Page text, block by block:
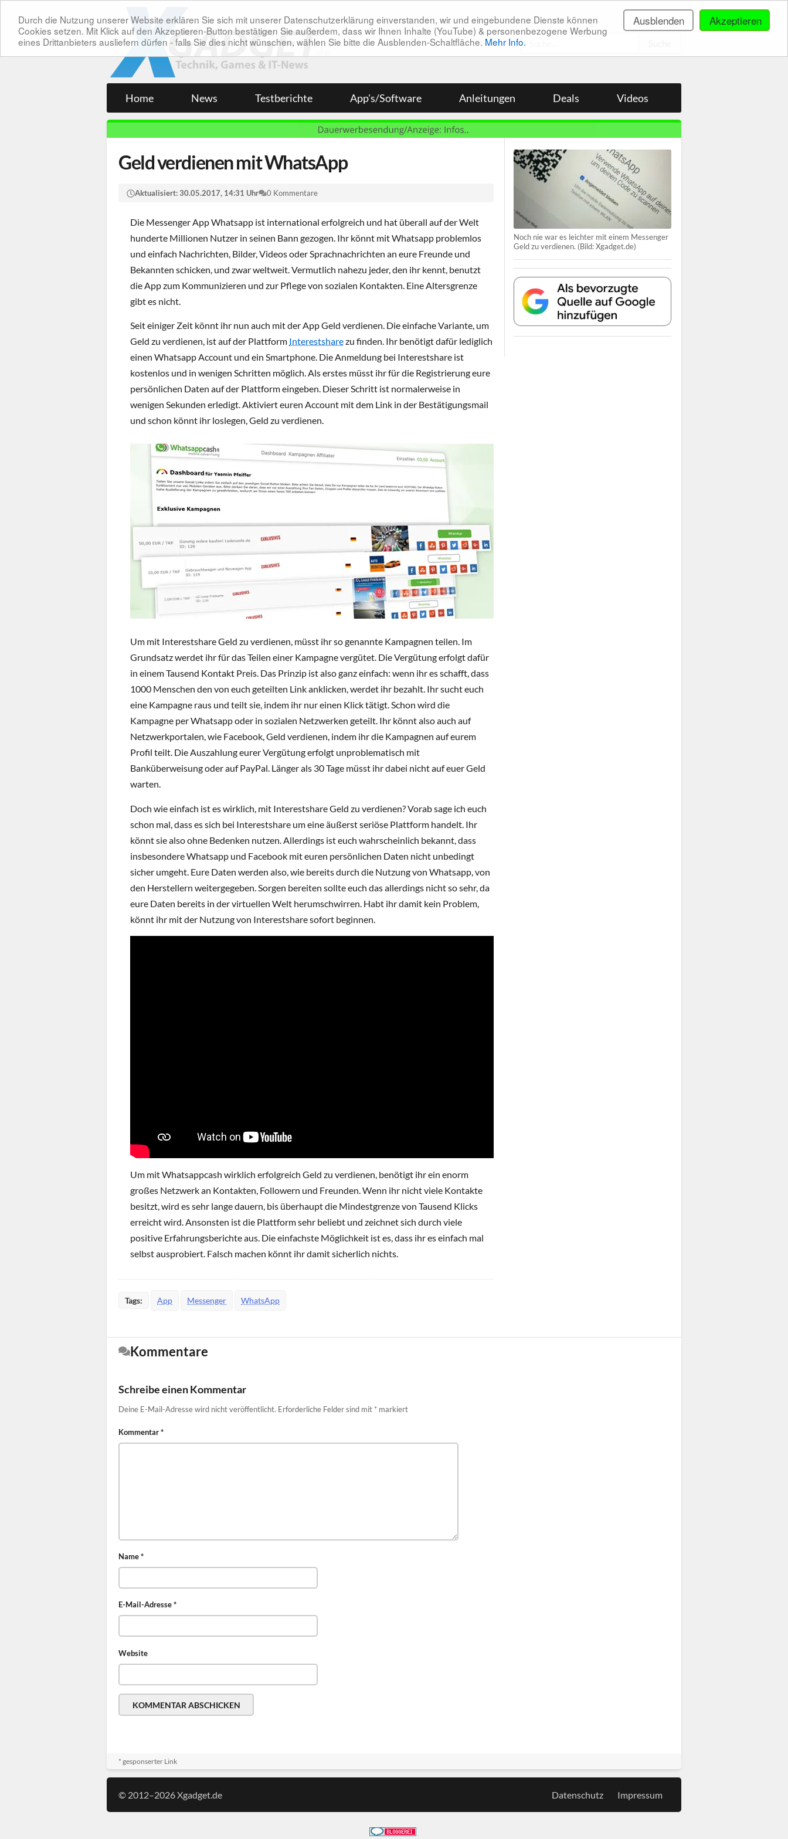
Akzeptieren
Ausblenden
Durch die Nutzung unserer Website erklären Sie sich mit unserer Datenschutzerklärung einverstanden, wir und eingebundene Dienste können
Cookies setzen. Mit Klick auf den Akzeptieren-Button bestätigen Sie außerdem, dass wir Ihnen Inhalte (YouTube) & personenbezogene Werbung
eines Drittanbieters ausliefern dürfen - falls Sie dies nicht wünschen, wählen Sie bitte die Ausblenden-Schaltfläche. Mehr Info.
Home News Testberichte App's/Software Anleitungen Deals Videos
Geld verdienen mit WhatsApp
Aktualisiert:30.05.2017, 14:31 Uhr 0 Kommentare
Die Messenger App Whatsapp ist international erfolgreich und hat überall auf der Welt
hunderte Millionen Nutzer in seinen Bann gezogen. Ihr könnt mit Whatsapp problemlos
und einfach Nachrichten, Bilder, Videos oder Sprachnachrichten an eure Freunde und
Bekannten schicken, und zwar weltweit. Vermutlich nahezu jeder, den ihr kennt, benutzt
die App zum Kommunizieren und zur Pflege von sozialen Kontakten. Eine Altersgrenze
gibt es nicht.
Seit einiger Zeit könnt ihr nun auch mit der App Geld verdienen. Die einfache Variante, um
Geld zu verdienen, ist auf der Plattform Interestsharezu finden. Ihr benötigt dafür lediglich
einen Whatsapp Account und ein Smartphone. Die Anmeldung bei Interestshare ist
kostenlos und in wenigen Schritten möglich. Als erstes müsst ihr für die Registrierung eure
persönlichen Daten auf der Plattform eingeben. Dieser Schritt ist normalerweise in
wenigen Sekunden erledigt. Aktiviert euren Account mit dem Link in der Bestätigungsmail
und schon könnt ihr loslegen, Geld zu verdienen.
Um mit Interestshare Geld zu verdienen, müsst ihr so genannte Kampagnen teilen. Im
Grundsatz werdet ihr für das Teilen einer Kampagne vergütet. Die Vergütung erfolgt dafür
in einem Tausend Kontakt Preis. Das Prinzip ist also ganz einfach: wenn ihr es schafft, dass
1000 Menschen den von euch geteilten Link anklicken, werdet ihr bezahlt. Ihr sucht euch
eine Kampagne raus und teilt sie, indem ihr nur einen Klick tätigt. Schon wird die
Kampagne per Whatsapp oder in sozialen Netzwerken geteilt. Ihr könnt also auch auf
Netzwerkportalen, wie Facebook, Geld verdienen, indem ihr die Kampagnen auf eurem
Profil teilt. Die Auszahlung eurer Vergütung erfolgt unproblematisch mit
Banküberweisung oder auf PayPal. Länger als 30 Tage müsst ihr dabei nicht auf euer Geld
warten.
Doch wie einfach ist es wirklich, mit Interestshare Geld zu verdienen? Vorab sage ich euch
schon mal, dass es sich bei Interestshare um eine äußerst seriöse Plattform handelt. Ihr
könnt sie also ohne Bedenken nutzen. Allerdings ist euch wahrscheinlich bekannt, dass
insbesondere Whatsapp und Facebook mit euren persönlichen Daten nicht unbedingt
sicher umgeht. Eure Daten werden also, wie bereits durch die Nutzung von Whatsapp, von
den Herstellern weitergegeben. Sorgen bereiten sollte euch das allerdings nicht so sehr, da
eure Daten bereits in der virtuellen Welt herumschwirren. Habt ihr damit kein Problem,
könnt ihr mit der Nutzung von Interestshare sofort beginnen.
Um mit Whatsappcash wirklich erfolgreich Geld zu verdienen, benötigt ihr ein enorm
großes Netzwerk an Kontakten, Followern und Freunden. Wenn ihr nicht viele Kontakte
besitzt, wird es sehr lange dauern, bis überhaupt die Mindestgrenze von Tausend Klicks
erreicht wird. Ansonsten ist die Plattform sehr beliebt und zeichnet sich durch viele
positive Erfahrungsberichte aus. Die einfachste Möglichkeit ist es, dass ihr es einfach mal
selbst ausprobiert. Falsch machen könnt ihr damit sicherlich nichts.
Tags: App Messenger WhatsApp
Noch nie war es leichter mit einem Messenger
Geld zu verdienen. (Bild: Xgadget.de)
Kommentare
Schreibe einen Kommentar
Deine E-Mail-Adresse wird nicht veröffentlicht. Erforderliche Felder sind mit * markiert
Kommentar*
Name*
E-Mail-Adresse*
Website
* gesponserter Link
© 2012–2026 Xgadget.de Datenschutz Impressum